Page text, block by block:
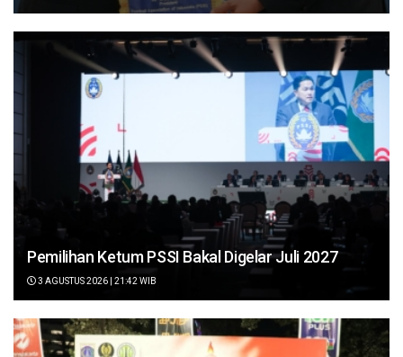
Pemilihan Ketum PSSI Bakal Digelar Juli 2027
3 AGUSTUS 2026 | 21:42 WIB